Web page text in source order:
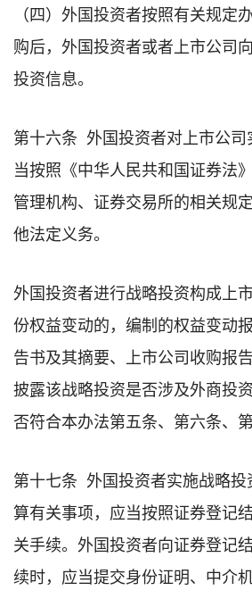
（四）外国投资者按照有关规定
购后，外国投资者或者上市公司
投资信息。
第十六条 外国投资者对上市公司
当按照《中华人民共和国证券法
管理机构、证券交易所的相关规
他法定义务。
外国投资者进行战略投资构成上
份权益变动的，编制的权益变动
告书及其摘要、上市公司收购报
披露该战略投资是否涉及外商投
否符合本办法第五条、第六条、
第十七条 外国投资者实施战略投
算有关事项，应当按照证券登记
关手续。外国投资者向证券登记
续时，应当提交身份证明、中介